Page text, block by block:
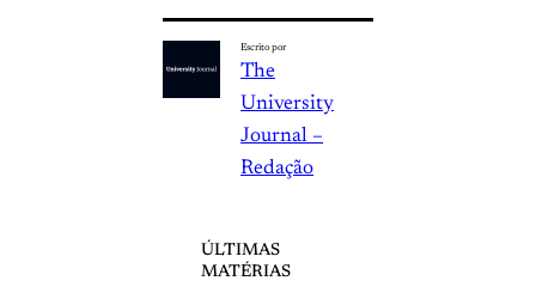
Escrito por
The
University
Journal –
Redação
ÚLTIMAS
MATÉRIAS